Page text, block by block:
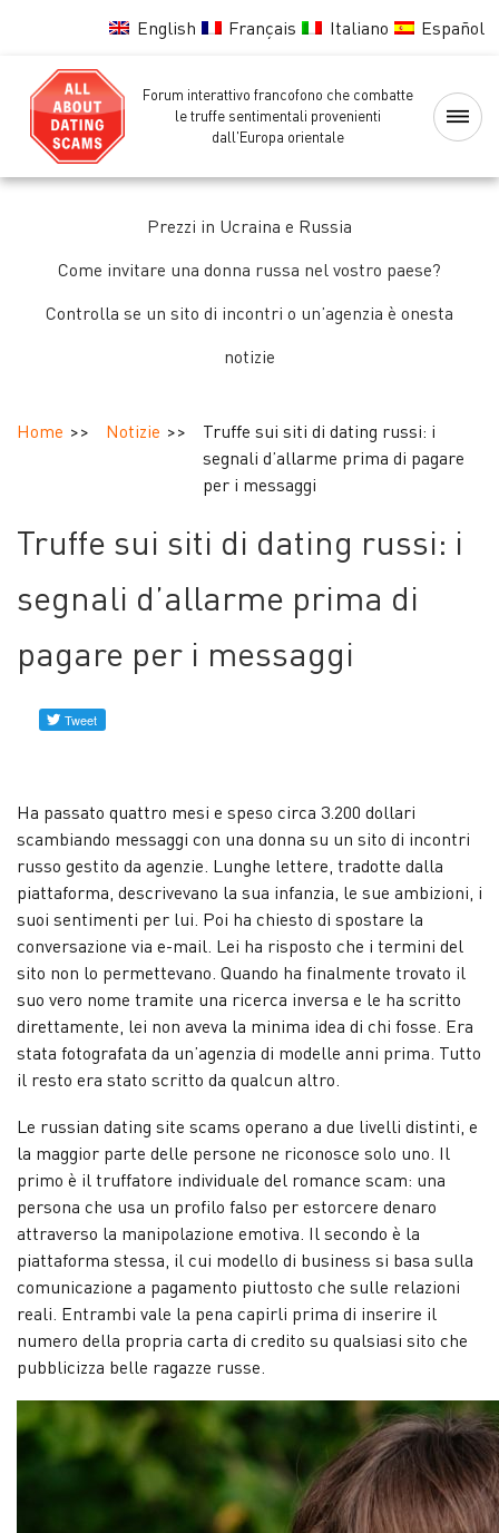
English Français Italiano Español
Forum interattivo francofono che combatte
le truffe sentimentali provenienti
dall'Europa orientale
Home
Lista
ragazze
verificati
Contattaci
Notizie
Prezzi in Ucraina e Russia
Come invitare una donna russa nel vostro paese?
Controlla se un sito di incontri o un’agenzia è onesta
notizie
Home Notizie
Truffe sui siti di dating russi: i
segnali d’allarme prima di pagare
per i messaggi
Truffe sui siti di dating russi: i
segnali d’allarme prima di
pagare per i messaggi
Ha passato quattro mesi e speso circa 3.200 dollari
scambiando messaggi con una donna su un sito di incontri
russo gestito da agenzie. Lunghe lettere, tradotte dalla
piattaforma, descrivevano la sua infanzia, le sue ambizioni, i
suoi sentimenti per lui. Poi ha chiesto di spostare la
conversazione via e-mail. Lei ha risposto che i termini del
sito non lo permettevano. Quando ha finalmente trovato il
suo vero nome tramite una ricerca inversa e le ha scritto
direttamente, lei non aveva la minima idea di chi fosse. Era
stata fotografata da un’agenzia di modelle anni prima. Tutto
il resto era stato scritto da qualcun altro.
Le russian dating site scams operano a due livelli distinti, e
la maggior parte delle persone ne riconosce solo uno. Il
primo è il truffatore individuale del romance scam: una
persona che usa un profilo falso per estorcere denaro
attraverso la manipolazione emotiva. Il secondo è la
piattaforma stessa, il cui modello di business si basa sulla
comunicazione a pagamento piuttosto che sulle relazioni
reali. Entrambi vale la pena capirli prima di inserire il
numero della propria carta di credito su qualsiasi sito che
pubblicizza belle ragazze russe.